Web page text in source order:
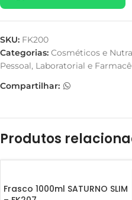
SKU: FK200
Categorias: Cosméticos e
Pessoal, Laboratorial e
Compartilhar:
Produtos
Frasco 1000ml SATURNO SLIM